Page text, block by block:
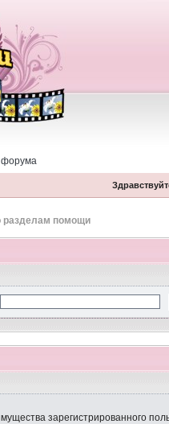
форума
разделам помощи
зарегистрированного